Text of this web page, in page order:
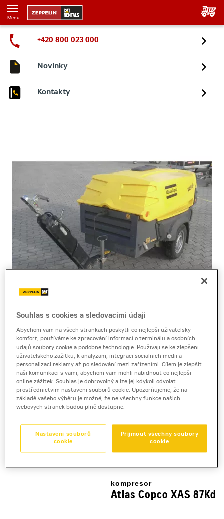
Menu
+420 800 023 000
Novinky
Kontakty
Cena za pronájem
1 - 22 dnů
1 900 Kč bez DPH
2 299 Kč s DPH
23 a více dnů
1 640 Kč bez DPH
kompresor
Atlas Copco XAS 87Kd
Souhlas s cookies a sledovacími údaji
Abychom vám na všech stránkách poskytli co nejlepší uživatelský
komfort, používáme ke zpracování informací o terminálu a osobních
údajů soubory cookie a podobné technologie. Používají se ke zlepšení
uživatelského zážitku, k analýzám, integraci sociálních médií a
personalizaci reklamy až po sledování mezi zařízeními. Cílem je zlepšit
naši komunikaci s vámi, abychom vám mohli nabídnout co nejlepší
online zážitek. Souhlas je dobrovolný a lze jej kdykoli odvolat
prostřednictvím nastavení souborů cookie. Upozorňujeme, že na
základě vašeho výběru je možné, že ne všechny funkce našich
webových stránek budou plně dostupné.
Přijmout všechny soubory
cookie
Nastavení souborů
cookie